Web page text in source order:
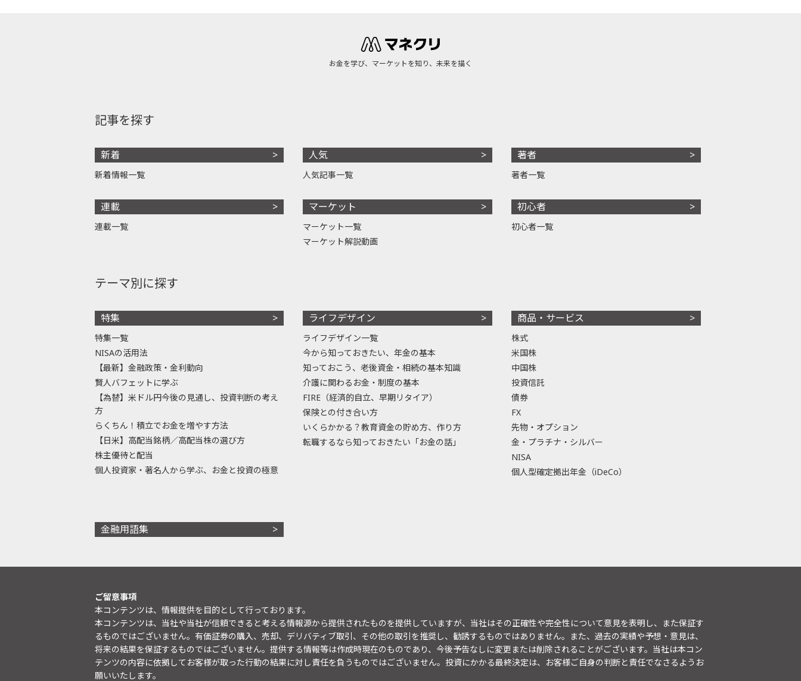
お金を学び、マーケットを知り、未来を描く
記事を探す
新着
新着情報一覧
連載
連載一覧
人気
人気記事一覧
マーケット
マーケット一覧
マーケット解説動画
著者
著者一覧
初心者
初心者一覧
テーマ別に探す
特集
特集一覧
NISAの活用法
【最新】金融政策・金利動向
賢人バフェットに学ぶ
【為替】米ドル円今後の見通し、投資判断の考え
方
らくちん！積立でお金を増やす方法
【日米】高配当銘柄／高配当株の選び方
株主優待と配当
個人投資家・著名人から学ぶ、お金と投資の極意
ライフデザイン
ライフデザイン一覧
今から知っておきたい、年金の基本
知っておこう、老後資金・相続の基本知識
介護に関わるお金・制度の基本
FIRE（経済的自立、早期リタイア）
保険との付き合い方
いくらかかる？教育資金の貯め方、作り方
転職するなら知っておきたい「お金の話」
商品・サービス
株式
米国株
中国株
投資信託
債券
FX
先物・オプション
金・プラチナ・シルバー
NISA
個人型確定拠出年金（iDeCo）
金融用語集
ご留意事項
本コンテンツは、情報提供を目的として行っております。
本コンテンツは、当社や当社が信頼できると考える情報源から提供されたものを提供していますが、当社はその正確性や完全性について意見を表明し、また保証す
るものではございません。有価証券の購入、売却、デリバティブ取引、その他の取引を推奨し、勧誘するものではありません。また、過去の実績や予想・意見は、
将来の結果を保証するものではございません。提供する情報等は作成時現在のものであり、今後予告なしに変更または削除されることがございます。当社は本コン
テンツの内容に依拠してお客様が取った行動の結果に対し責任を負うものではございません。投資にかかる最終決定は、お客様ご自身の判断と責任でなさるようお
願いいたします。